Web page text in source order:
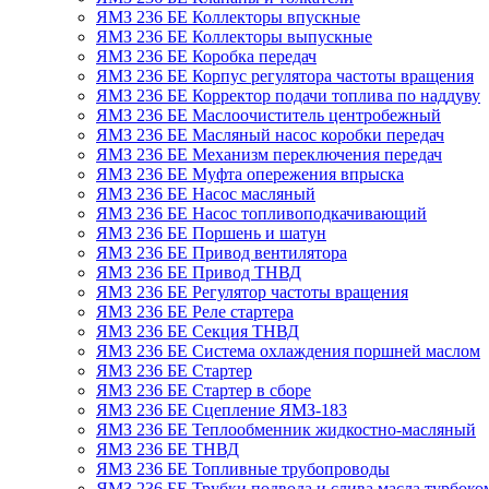
ЯМЗ 236 БЕ Коллекторы впускные
ЯМЗ 236 БЕ Коллекторы выпускные
ЯМЗ 236 БЕ Коробка передач
ЯМЗ 236 БЕ Корпус регулятора частоты вращения
ЯМЗ 236 БЕ Корректор подачи топлива по наддуву
ЯМЗ 236 БЕ Маслоочиститель центробежный
ЯМЗ 236 БЕ Масляный насос коробки передач
ЯМЗ 236 БЕ Механизм переключения передач
ЯМЗ 236 БЕ Муфта опережения впрыска
ЯМЗ 236 БЕ Насос масляный
ЯМЗ 236 БЕ Насос топливоподкачивающий
ЯМЗ 236 БЕ Поршень и шатун
ЯМЗ 236 БЕ Привод вентилятора
ЯМЗ 236 БЕ Привод ТНВД
ЯМЗ 236 БЕ Регулятор частоты вращения
ЯМЗ 236 БЕ Реле стартера
ЯМЗ 236 БЕ Секция ТНВД
ЯМЗ 236 БЕ Система охлаждения поршней маслом
ЯМЗ 236 БЕ Стартер
ЯМЗ 236 БЕ Стартер в сборе
ЯМЗ 236 БЕ Сцепление ЯМЗ-183
ЯМЗ 236 БЕ Теплообменник жидкостно-масляный
ЯМЗ 236 БЕ ТНВД
ЯМЗ 236 БЕ Топливные трубопроводы